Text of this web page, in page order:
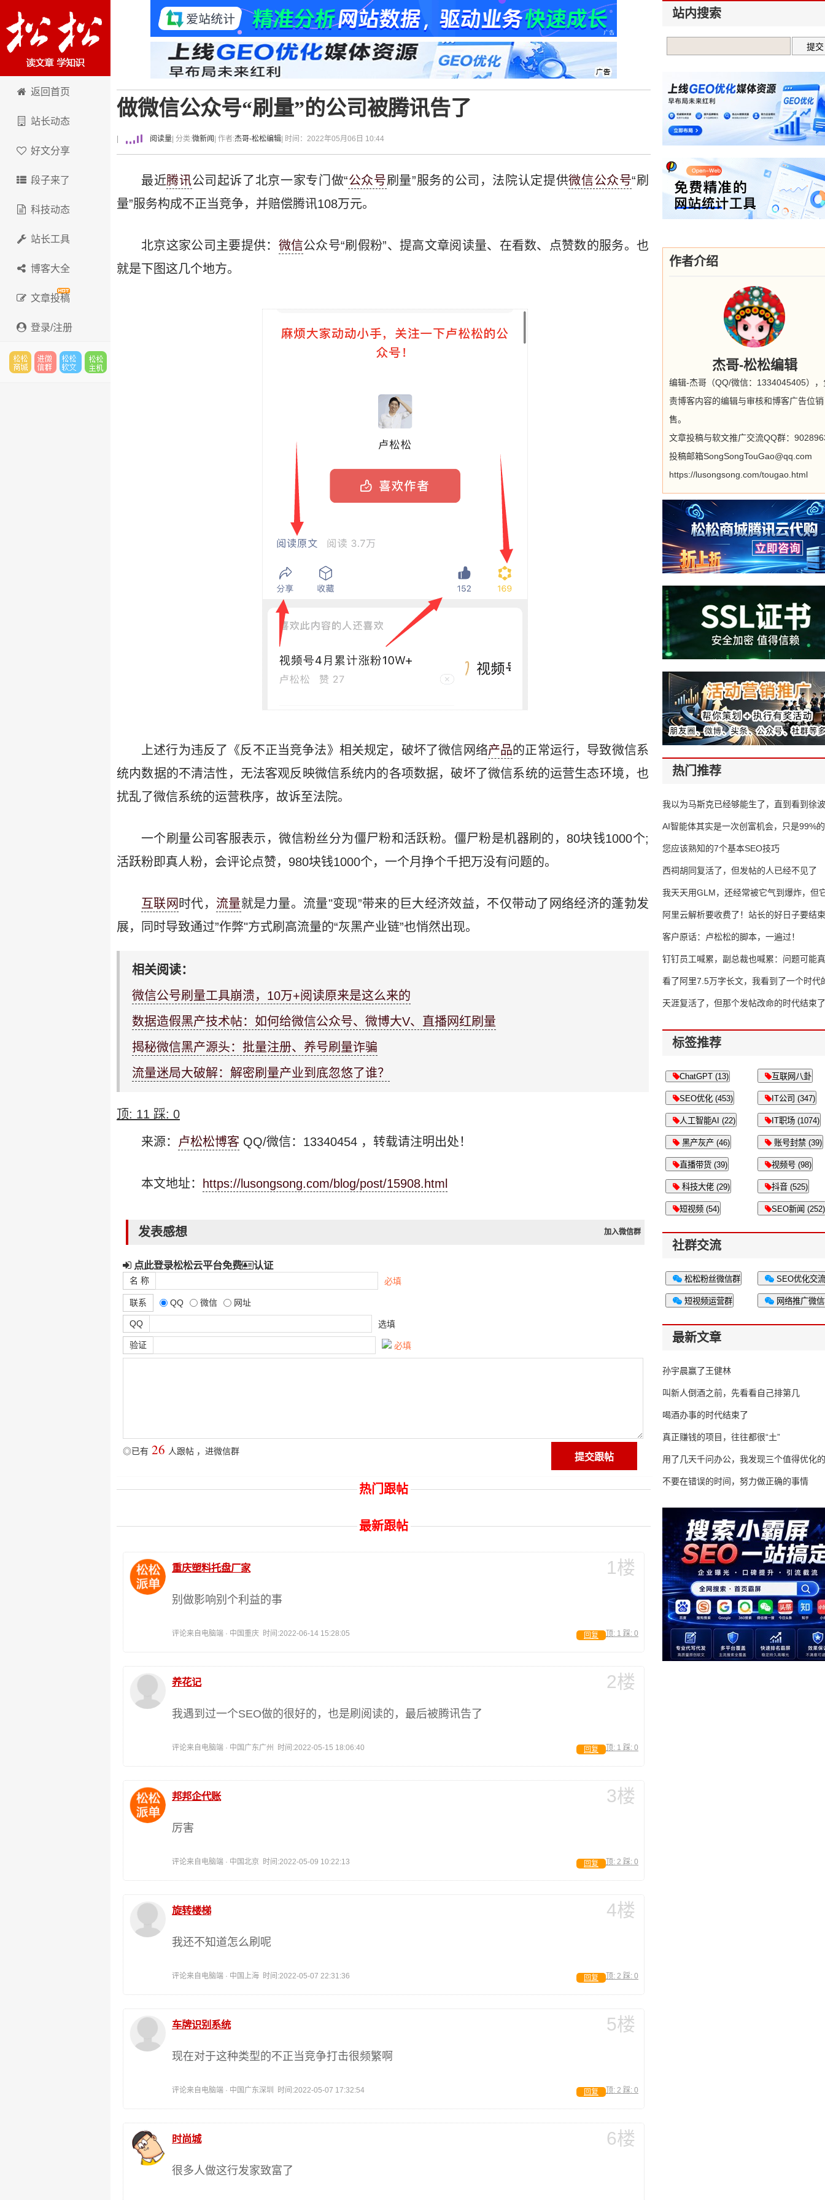
卢松松博客
返回首页
站长动态
好文分享
段子来了
科技动态
站长工具
博客大全
文章投稿
登录/注册
做微信公众号“刷量”的公司被腾讯告了
阅读量 | 分类:微新闻 | 作者:杰哥-松松编辑 | 时间：2022年05月06日 10:44
最近腾讯公司起诉了北京一家专门做“公众号刷量”服务的公司，法院认定提供微信公众号“刷
量”服务构成不正当竞争，并赔偿腾讯108万元。
北京这家公司主要提供： 微信公众号“刷假粉”、提高文章阅读量、在看数、点赞数的服务。也
就是下图这几个地方。
上述行为违反了《反不正当竞争法》相关规定，破坏了微信网络产品的正常运行，导致微信系
统内数据的不清洁性，无法客观反映微信系统内的各项数据，破坏了微信系统的运营生态环境，也
扰乱了微信系统的运营秩序，故诉至法院。
一个刷量公司客服表示，微信粉丝分为僵尸粉和活跃粉。僵尸粉是机器刷的，80块钱1000个;
活跃粉即真人粉，会评论点赞，980块钱1000个，一个月挣个千把万没有问题的。
互联网 时代， 流量就是力量。流量"变现”带来的巨大经济效益，不仅带动了网络经济的蓬勃发
展，同时导致通过”作弊"方式刷高流量的“灰黑产业链”也悄然出现。
相关阅读：
微信公号刷量工具崩溃，10万+阅读原来是这么来的
数据造假黑产技术帖：如何给微信公众号、微博大V、直播网红刷量
揭秘微信黑产源头：批量注册、养号刷量诈骗
流量迷局大破解：解密刷量产业到底忽悠了谁？
顶: 11 踩: 0
来源： 卢松松博客 QQ/微信：13340454 ，转载请注明出处！
本文地址： https://lusongsong.com/blog/post/15908.html
发表感想 加入微信群
点此登录松松云平台免费 认证
名 称 必填
联系 QQ 微信 网址
QQ 选填
验证 必填
◎已有 26 人跟帖 ， 进微信群
热门跟帖
最新跟帖
1楼
重庆塑料托盘厂家
别做影响别个利益的事
评论来自电脑端 · 中国重庆 时间:2022-06-14 15:28:05 顶: 1 踩: 0
回复
2楼
养花记
我遇到过一个SEO做的很好的，也是刷阅读的，最后被腾讯告了
评论来自电脑端 · 中国广东广州 时间:2022-05-15 18:06:40 顶: 1 踩: 0
回复
3楼
邦邦企代账
厉害
评论来自电脑端 · 中国北京 时间:2022-05-09 10:22:13 顶: 2 踩: 0
回复
4楼
旋转楼梯
我还不知道怎么刷呢
评论来自电脑端 · 中国上海 时间:2022-05-07 22:31:36 顶: 2 踩: 0
回复
5楼
车牌识别系统
现在对于这种类型的不正当竞争打击很频繁啊
评论来自电脑端 · 中国广东深圳 时间:2022-05-07 17:32:54 顶: 2 踩: 0
回复
6楼
时尚城
很多人做这行发家致富了
站内搜索
作者介绍
杰哥-松松编辑
编辑-杰哥（QQ/微信：1334045405），
责博客内容的编辑与审核和博客广告位销
售。
文章投稿与软文推广交流QQ群：
投稿邮箱SongSongTouGao@qq.com
https://lusongsong.com/tougao.html
热门推荐
我以为马斯克已经够能生了，直到看到
AI智能体其实是一次创富机会，只是99%
错过了
您应该熟知的7个基本SEO技巧
西祠胡同复活了，但发帖的人已经不见了
我天天用GLM，还经常被它气到爆炸，但
16万亿
阿里云解析要收费了！站长的好日子要结
客户原话：卢松松的脚本，一遍过！
钉钉员工喊累，副总裁也喊累：问题可能
了
看了阿里7.5万字长文，我看到了一个时代
天涯复活了，但那个发帖改命的时代结束了
标签推荐
ChatGPT (13) 互联网八卦
SEO优化 (453) IT公司 (347)
人工智能AI (22) IT职场 (1074)
黑产灰产 (46) 账号封禁 (39)
直播带货 (39) 视频号 (98)
科技大佬 (29) 抖音 (525)
短视频 (54) SEO新闻 (252)
社群交流
松松粉丝微信群 SEO优化交
短视频运营群 网络推广微
最新文章
孙宇晨赢了王健林
叫新人倒酒之前，先看看自己排第几
喝酒办事的时代结束了
真正赚钱的项目，往往都很“土”
用了几天千问办公，我发现三个值得优化
不要在错误的时间，努力做正确的事情